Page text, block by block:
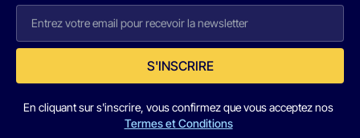
S'INSCRIRE
En cliquant sur s'inscrire, vous confirmez que vous acceptez nos
Termes et Conditions